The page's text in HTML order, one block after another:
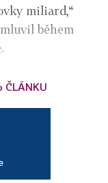
miliard,“
během
.
ČLÁNKU